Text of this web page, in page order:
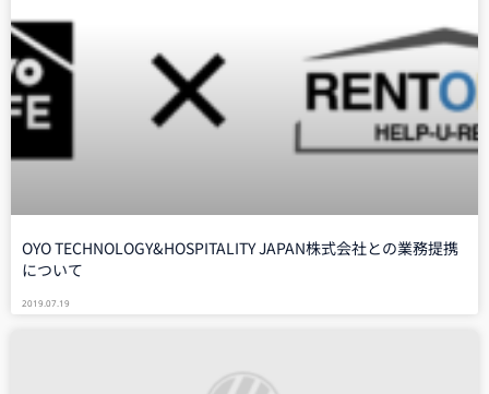
OYO TECHNOLOGY&HOSPITALITY JAPAN株式会社との業務提携
について
2019.07.19